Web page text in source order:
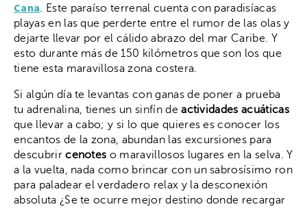
Cana. Este paraíso terrenal cuenta con paradisíacas
playas en las que perderte entre el rumor de las olas y
dejarte llevar por el cálido abrazo del mar Caribe. Y
esto durante más de 150 kilómetros que son los que
tiene esta maravillosa zona costera.
Si algún día te levantas con ganas de poner a prueba
tu adrenalina, tienes un sinfín deactividades acuáticas
que llevar a cabo; y si lo que quieres es conocer los
encantos de la zona, abundan las excursiones para
descubrircenotes o maravillosos lugares en la selva. Y
a la vuelta, nada como brincar con un sabrosísimo ron
para paladear el verdadero relax y la desconexión
absoluta ¿Se te ocurre mejor destino donde recargar